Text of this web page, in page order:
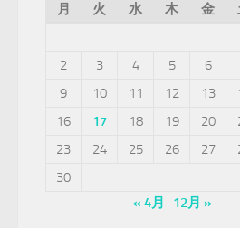
月
火 水 木 金
2
3 4 5 6
9
10 11 12 13
16
17 18 19 20
23
24 25 26 27
30
« 4月
12月 »